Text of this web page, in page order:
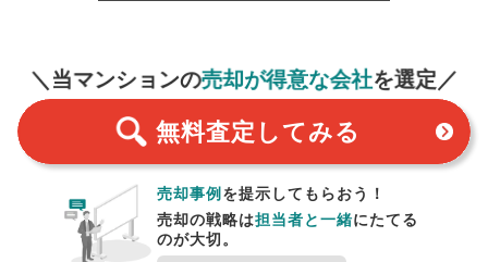
＼当マンションの売却が得意な会社を選定／
無料査定 してみる
売却事例を提示してもらおう！
売却の戦略は担当者と一緒にたてる
のが大切。